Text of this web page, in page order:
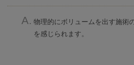
物理的にボリュームを出す施術
を感じられます。